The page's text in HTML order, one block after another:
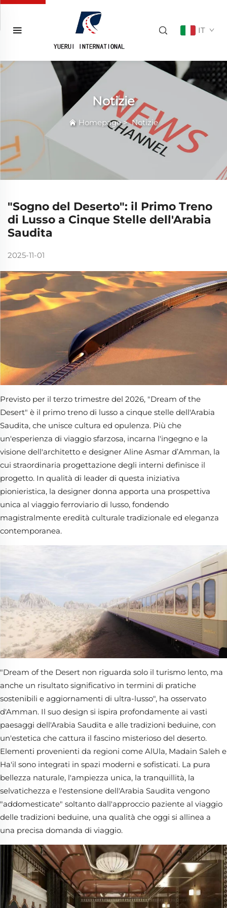
IT
Notizie
Homepage>Notizie
"Sogno del Deserto": il Primo Treno
di Lusso a Cinque Stelle dell'Arabia
Saudita
2025-11-01
Previsto per il terzo trimestre del 2026, "Dream of the
Desert" è il primo treno di lusso a cinque stelle dell'Arabia
Saudita, che unisce cultura ed opulenza. Più che
un'esperienza di viaggio sfarzosa, incarna l'ingegno e la
visione dell'architetto e designer Aline Asmar d’Amman, la
cui straordinaria progettazione degli interni definisce il
progetto. In qualità di leader di questa iniziativa
pionieristica, la designer donna apporta una prospettiva
unica al viaggio ferroviario di lusso, fondendo
magistralmente eredità culturale tradizionale ed eleganza
contemporanea.
"Dream of the Desert non riguarda solo il turismo lento, ma
anche un risultato significativo in termini di pratiche
sostenibili e aggiornamenti di ultra-lusso", ha osservato
d'Amman. Il suo design si ispira profondamente ai vasti
paesaggi dell'Arabia Saudita e alle tradizioni beduine, con
un'estetica che cattura il fascino misterioso del deserto.
Elementi provenienti da regioni come AlUla, Madain Saleh e
Ha'il sono integrati in spazi moderni e sofisticati. La pura
bellezza naturale, l'ampiezza unica, la tranquillità, la
selvatichezza e l'estensione dell'Arabia Saudita vengono
"addomesticate" soltanto dall'approccio paziente al viaggio
delle tradizioni beduine, una qualità che oggi si allinea a
una precisa domanda di viaggio.